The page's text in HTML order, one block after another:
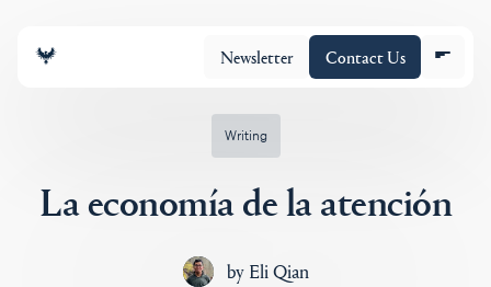
Newsletter Contact Us
Writing
La economía de la atención
by Eli Qian